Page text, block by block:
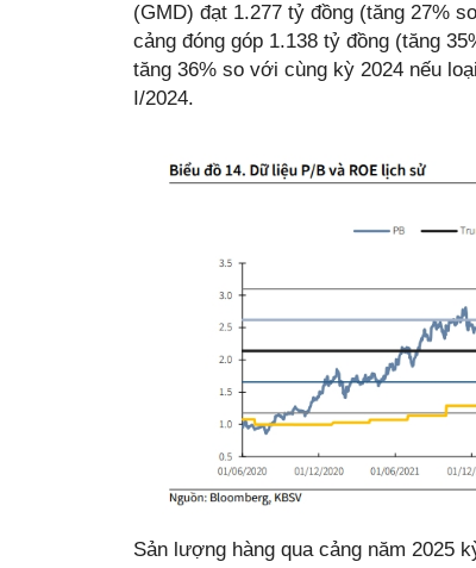
(GMD) đạt 1.277 tỷ đồng (tăng 27%
cảng đóng góp 1.138 tỷ đồng (tăng
tăng 36% so với cùng kỳ 2024 nếu
I/2024.
Sản lượng hàng qua cảng năm 2025